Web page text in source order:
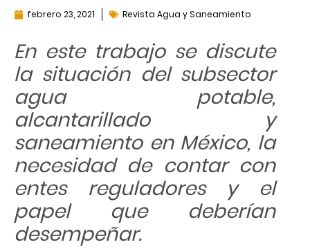
febrero 23, 2021 Revista Agua y Saneamiento
En este trabajo se discute
la situación del subsector
agua potable,
alcantarillado y
saneamiento en México, la
necesidad de contar con
entes reguladores y el
papel que deberían
desempeñar.